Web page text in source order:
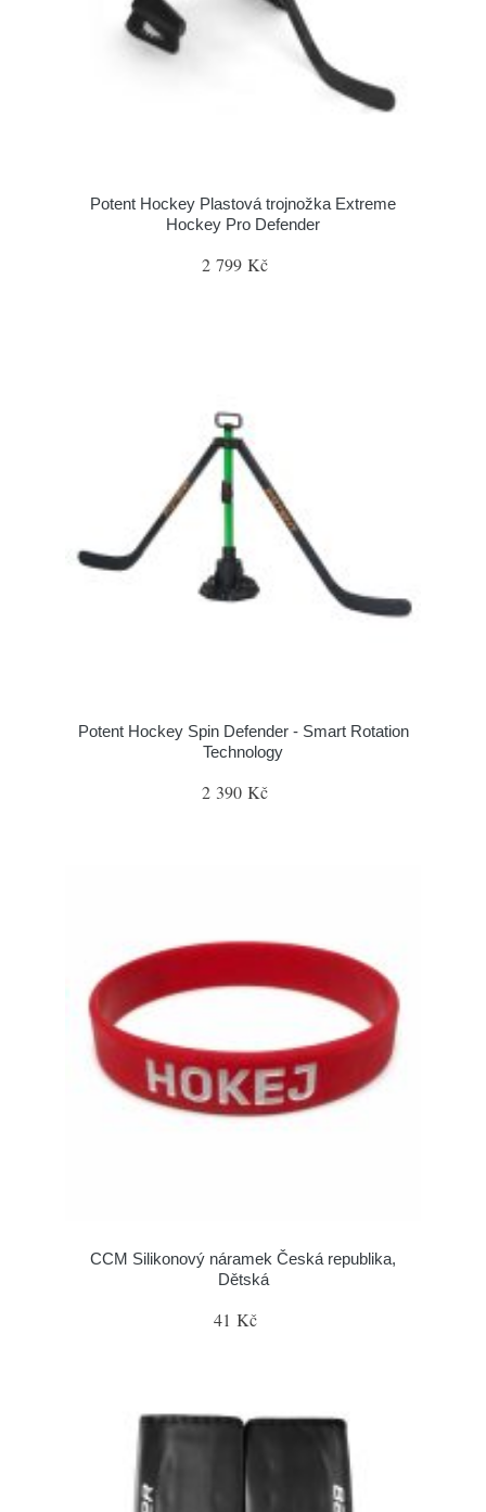
Potent Hockey Plastová trojnožka Extreme
Hockey Pro Defender
2 799 Kč
Potent Hockey Spin Defender - Smart Rotation
Technology
2 390 Kč
CCM Silikonový náramek Česká republika,
Dětská
41 Kč